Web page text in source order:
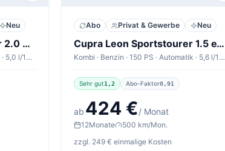
Neu
Cupra Leon Sportstourer 2.0 TDI 110kW DSG Sportstourer V1
Kombi · Diesel · 150 PS · Automatik · 5,0 l/100km
Abo Privat & Gewerbe Neu
Cupra Leon Sportstourer 1.5 eTSI 110kW DSG Sportstourer V1
Kombi · Benzin · 150 PS · Automatik · 5,6 l/100km
Sehr gut1,2 Abo-Faktor0,91
ab 424 €/ Monat
12Monate
500 km/Mon.
zzgl. 249 € einmalige Kosten